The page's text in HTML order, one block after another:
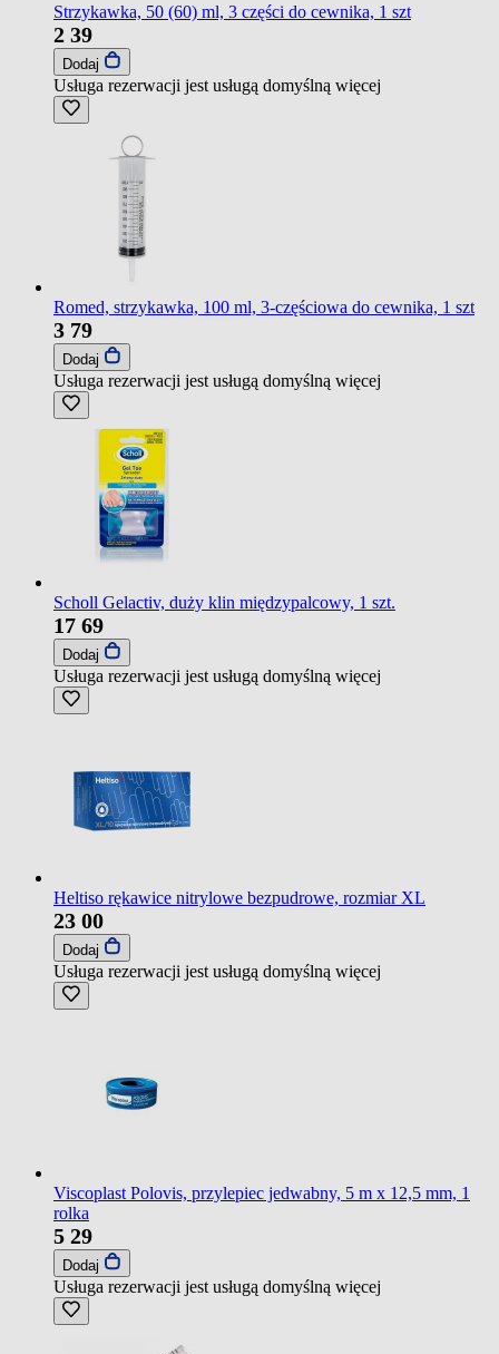
Strzykawka, 50 (60) ml, 3 części do cewnika, 1 szt
2 39
Dodaj
Usługa rezerwacji jest usługą domyślną więcej
Romed, strzykawka, 100 ml, 3-częściowa do cewnika, 1 szt
3 79
Dodaj
Usługa rezerwacji jest usługą domyślną więcej
Scholl Gelactiv, duży klin międzypalcowy, 1 szt.
17 69
Dodaj
Usługa rezerwacji jest usługą domyślną więcej
Heltiso rękawice nitrylowe bezpudrowe, rozmiar XL
23 00
Dodaj
Usługa rezerwacji jest usługą domyślną więcej
Viscoplast Polovis, przylepiec jedwabny, 5 m x 12,5 mm, 1
rolka
5 29
Dodaj
Usługa rezerwacji jest usługą domyślną więcej